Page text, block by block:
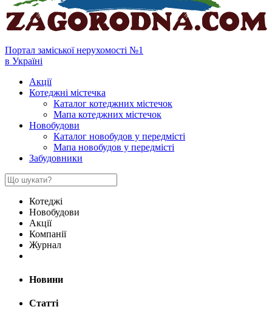
Портал заміської нерухомості №1
в Україні
Акції
Котеджні містечка
Каталог котеджних містечок
Мапа котеджних містечок
Новобудови
Каталог новобудов у передмісті
Мапа новобудов у передмісті
Забудовники
Котеджі
Новобудови
Акції
Компанії
Журнал
Новини
Статті